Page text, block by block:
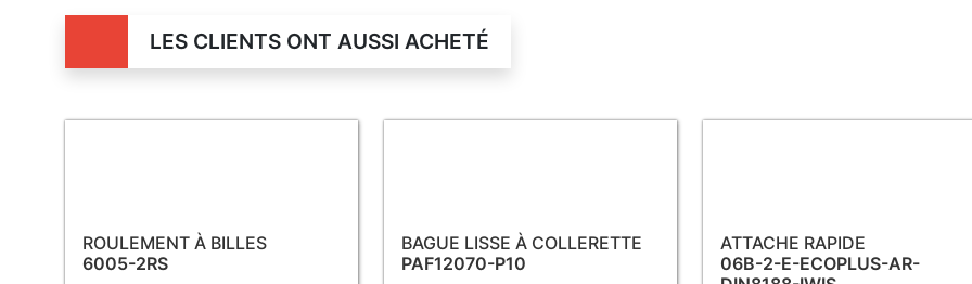
LES CLIENTS ONT AUSSI ACHETÉ
ROULEMENT À BILLES
6005-2RS
BAGUE LISSE À COLLERETTE
PAF12070-P10
ATTACHE RAPIDE
06B-2-E-ECOPLUS-AR-